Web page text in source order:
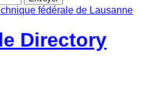
Directory